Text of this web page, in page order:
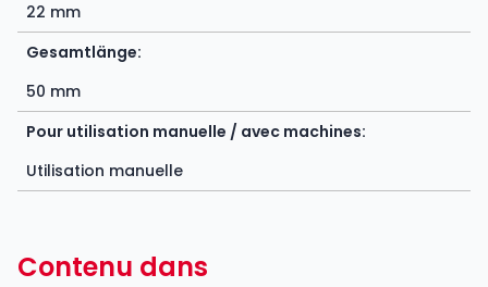
22 mm
Gesamtlänge:
50 mm
Pour utilisation manuelle / avec machines:
Utilisation manuelle
Contenu dans